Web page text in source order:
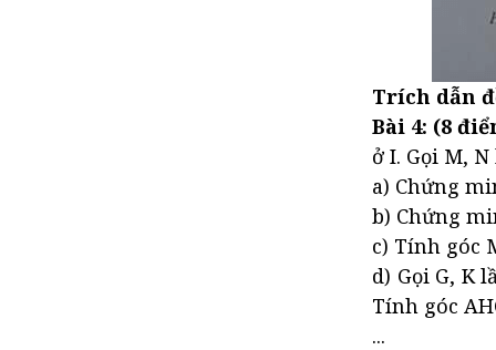
Trích dẫn
Bài 4: (8
ở I. Gọi M,
a) Chứng
b) Chứng
c) Tính góc
d) Gọi G, K
Tính góc
...